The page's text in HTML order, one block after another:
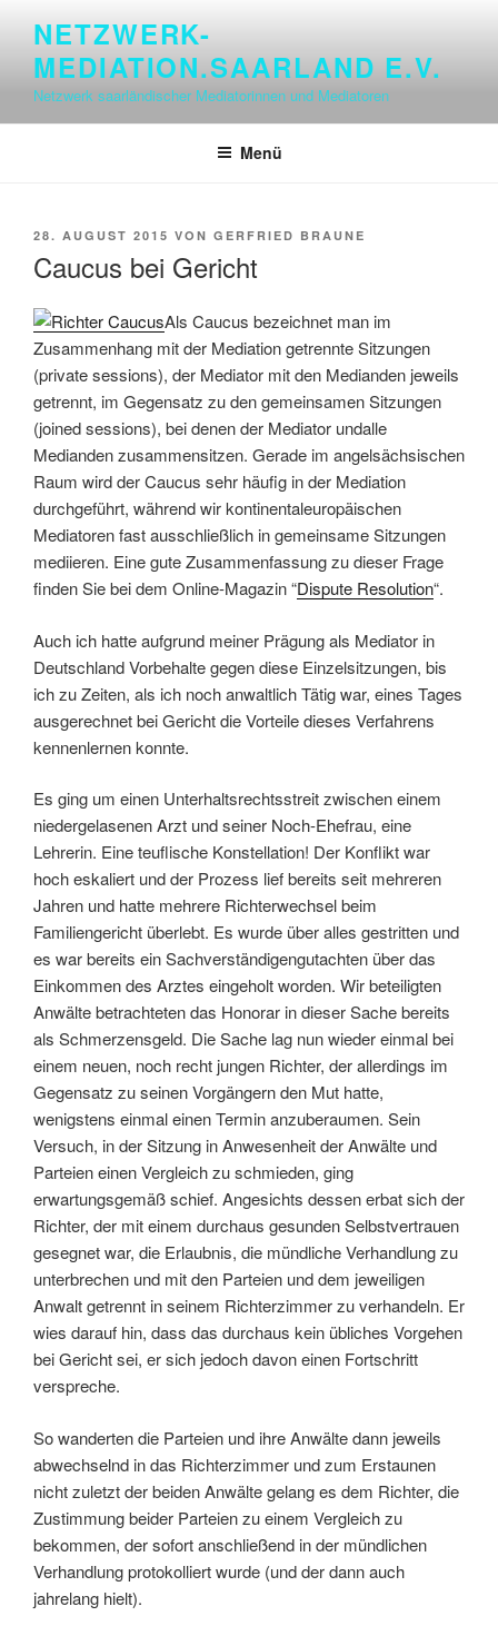
springen
NETZWERK-
MEDIATION.SAARLAND E.V.
Netzwerk saarländischer Mediatorinnen und Mediatoren
Menü
VERÖFFENTLICHT
28. AUGUST 2015 VON GERFRIED BRAUNE
Caucus bei Gericht
Als Caucus bezeichnet man im
Zusammenhang mit der Mediation getrennte Sitzungen
(private sessions), der Mediator mit den Medianden jeweils
getrennt, im Gegensatz zu den gemeinsamen Sitzungen
(joined sessions), bei denen der Mediator undalle
Medianden zusammensitzen. Gerade im angelsächsischen
Raum wird der Caucus sehr häufig in der Mediation
durchgeführt, während wir kontinentaleuropäischen
Mediatoren fast ausschließlich in gemeinsame Sitzungen
mediieren. Eine gute Zusammenfassung zu dieser Frage
finden Sie bei dem Online-Magazin “Dispute Resolution“.
Auch ich hatte aufgrund meiner Prägung als Mediator in
Deutschland Vorbehalte gegen diese Einzelsitzungen, bis
ich zu Zeiten, als ich noch anwaltlich Tätig war, eines Tages
ausgerechnet bei Gericht die Vorteile dieses Verfahrens
kennenlernen konnte.
Es ging um einen Unterhaltsrechtsstreit zwischen einem
niedergelasenen Arzt und seiner Noch-Ehefrau, eine
Lehrerin. Eine teuflische Konstellation! Der Konflikt war
hoch eskaliert und der Prozess lief bereits seit mehreren
Jahren und hatte mehrere Richterwechsel beim
Familiengericht überlebt. Es wurde über alles gestritten und
es war bereits ein Sachverständigengutachten über das
Einkommen des Arztes eingeholt worden. Wir beteiligten
Anwälte betrachteten das Honorar in dieser Sache bereits
als Schmerzensgeld. Die Sache lag nun wieder einmal bei
einem neuen, noch recht jungen Richter, der allerdings im
Gegensatz zu seinen Vorgängern den Mut hatte,
wenigstens einmal einen Termin anzuberaumen. Sein
Versuch, in der Sitzung in Anwesenheit der Anwälte und
Parteien einen Vergleich zu schmieden, ging
erwartungsgemäß schief. Angesichts dessen erbat sich der
Richter, der mit einem durchaus gesunden Selbstvertrauen
gesegnet war, die Erlaubnis, die mündliche Verhandlung zu
unterbrechen und mit den Parteien und dem jeweiligen
Anwalt getrennt in seinem Richterzimmer zu verhandeln. Er
wies darauf hin, dass das durchaus kein übliches Vorgehen
bei Gericht sei, er sich jedoch davon einen Fortschritt
verspreche.
So wanderten die Parteien und ihre Anwälte dann jeweils
abwechselnd in das Richterzimmer und zum Erstaunen
nicht zuletzt der beiden Anwälte gelang es dem Richter, die
Zustimmung beider Parteien zu einem Vergleich zu
bekommen, der sofort anschließend in der mündlichen
Verhandlung protokolliert wurde (und der dann auch
jahrelang hielt).